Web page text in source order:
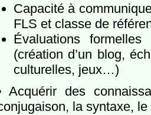
Capacité à
FLS et classe de
Évaluations
(création d’un blog,
culturelles, jeux…)
Acquérir des
la syntaxe,